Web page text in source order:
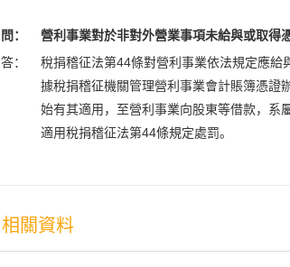
問：
營利事業對於非對外營業事項未給與或取得
答：
稅捐稽征法第44條對營利事業依法規定應
據稅捐稽征機關管理營利事業會計賬簿憑證
始有其適用，至營利事業向股東等借款，系
適用稅捐稽征法第44條規定處罰。
相關資料